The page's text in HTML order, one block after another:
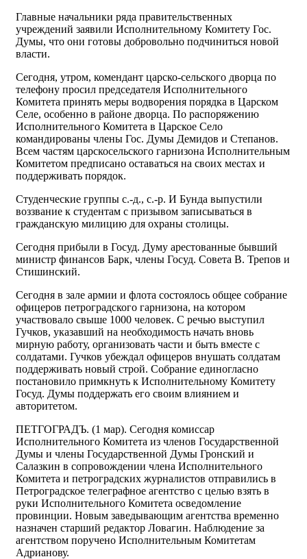
Главные начальники ряда правительственных
учреждений заявили Исполнительному Комитету Гос.
Думы, что они готовы добровольно подчиниться новой
власти.
Сегодня, утром, комендант царско-сельского дворца по
телефону просил председателя Исполнительного
Комитета принять меры водворения порядка в Царском
Ceле, особенно в pайоне дворца. По распоряжению
Исполнительного Комитета в Царское Село
командированы члены Гос. Думы Демидов и Степанов.
Всем частям царскосельского гарнизона Исполнительным
Комитетом предписано оставаться на своих местах и
поддерживать порядок.
Студенческие группы с.-д., с.-р. И Бунда выпустили
воззвание к студентам с призывом записываться в
гражданскую милицию для охраны столицы.
Сегодня прибыли в Госуд. Думу арестованные бывший
министр финансов Барк, члены Госуд. Совета В. Трепов и
Стишинский.
Сегодня в зале армии и флота состоялось общее собраниe
офицеров петроградского гарнизона, на котором
участвовало свыше 1000 человек. С речью выступил
Гучков, yказавший на необходимость начать вновь
мирную работу, организовать части и быть вместе с
солдатами. Гучков убеждал офицеров внушать солдатам
поддерживать новый строй. Собрание единогласно
постановило примкнуть к Исполнительному Комитету
Госуд. Думы поддержать его своим влиянием и
авторитетом.
ПЕТГОГРАДЪ. (1 мар). Сегодня комиссар
Исполнительного Комитета из членов Государственной
Думы и члены Государственной Думы Гронский и
Салазкин в сопровождении члена Исполнительного
Комитета и петроградских журналистов отправились в
Петроградское телеграфное агентство с целью взять в
руки Исполнительного Комитета осведомление
провинции. Новым заведывающим агентства временно
назначен старший редактор Ловагин. Наблюдение за
агентством поручено Исполнительным Комитетам
Адрианову.